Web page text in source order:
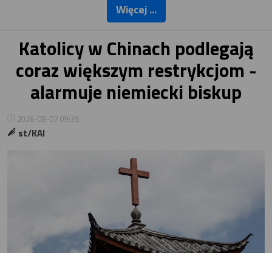
Więcej ...
Katolicy w Chinach podlegają
coraz większym restrykcjom -
alarmuje niemiecki biskup
2026-08-07 09:35
st/KAI